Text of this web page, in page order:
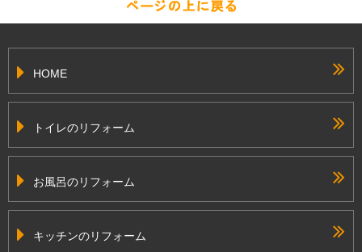
HOME
トイレのリフォーム
お風呂のリフォーム
キッチンのリフォーム